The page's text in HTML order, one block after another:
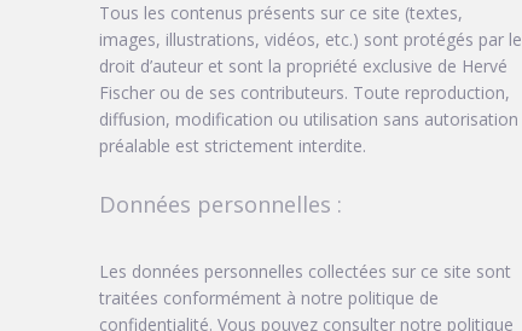
Tous les contenus présents sur ce site (textes,
images, illustrations, vidéos, etc.) sont protégés par le
droit d’auteur et sont la propriété exclusive de Hervé
Fischer ou de ses contributeurs. Toute reproduction,
diffusion, modification ou utilisation sans autorisation
préalable est strictement interdite.
Données personnelles :
Les données personnelles collectées sur ce site sont
traitées conformément à notre politique de
confidentialité. Vous pouvez consulter notre politique